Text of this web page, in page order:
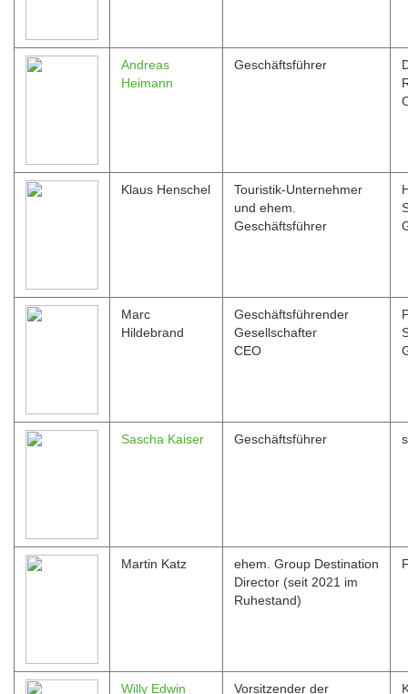
Andreas
Heimann
Geschäftsführer
Klaus Henschel
Touristik-Unternehmer
und ehem.
Geschäftsführer
Marc
Hildebrand
Geschäftsführender
Gesellschafter
CEO
Sascha Kaiser Geschäftsführer
Martin Katz
ehem. Group Destination
Director (seit 2021 im
Ruhestand)
Willy Edwin Vorsitzender der